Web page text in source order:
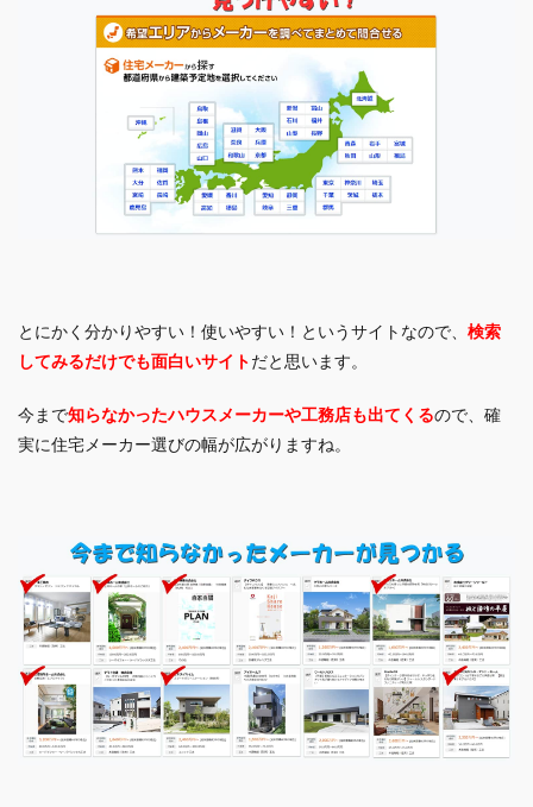
とにかく分かりやすい！使いやすい！というサイトなので、 検索
してみるだけでも面白いサイトだと思います。
今まで知らなかったハウスメーカーや工務店も出てくるので、確
実に住宅メーカー選びの幅が広がりますね。